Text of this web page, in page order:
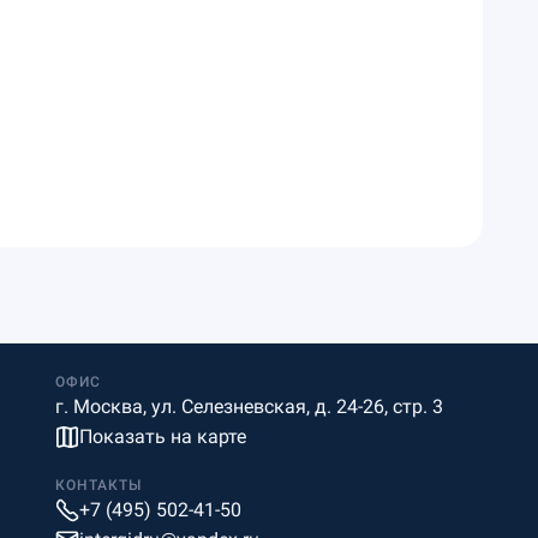
ОФИС
г. Москва, ул. Селезневская, д. 24-26, стр. 3
Показать на карте
КОНТАКТЫ
+7 (495) 502-41-50